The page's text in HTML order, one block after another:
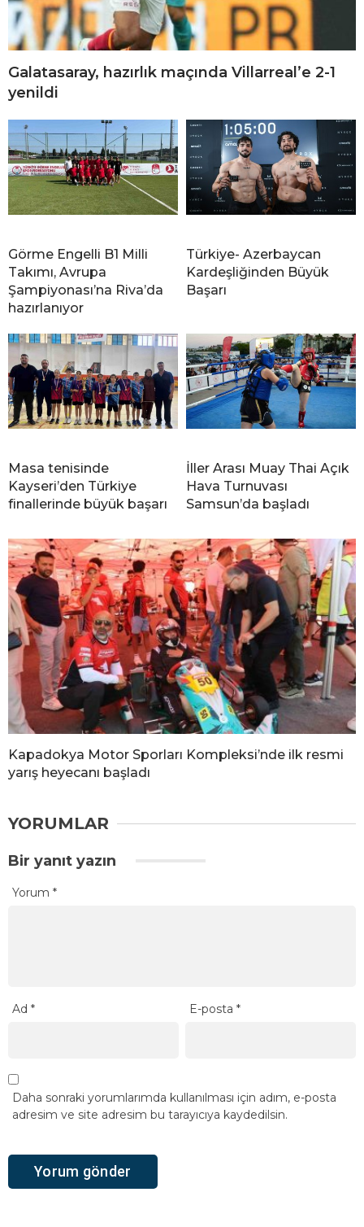
Galatasaray, hazırlık maçında Villarreal’e 2-1
yenildi
Görme Engelli B1 Milli
Takımı, Avrupa
Şampiyonası’na Riva’da
hazırlanıyor
Türkiye- Azerbaycan
Kardeşliğinden Büyük
Başarı
Masa tenisinde
Kayseri’den Türkiye
finallerinde büyük başarı
İller Arası Muay Thai Açık
Hava Turnuvası
Samsun’da başladı
Kapadokya Motor Sporları Kompleksi’nde ilk resmi
yarış heyecanı başladı
YORUMLAR
Bir yanıt yazın
Yorum *
Ad * E-posta*
Daha sonraki yorumlarımda kullanılması için adım, e-posta
adresim ve site adresim bu tarayıcıya kaydedilsin.